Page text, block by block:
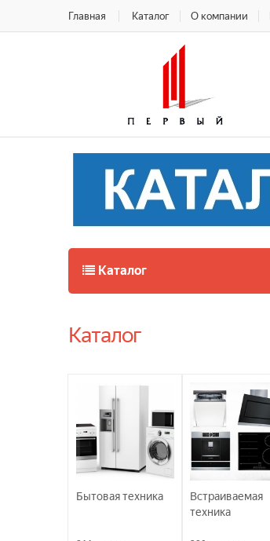
Главная Каталог О компании
Каталог
Каталог
Бытовая техника
Встраиваемая
техника